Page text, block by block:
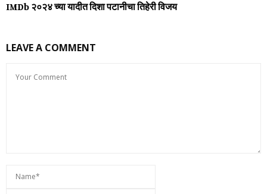
IMDb २०२४ च्या यादीत दिशा पटानीचा तिहेरी विजय
LEAVE A COMMENT